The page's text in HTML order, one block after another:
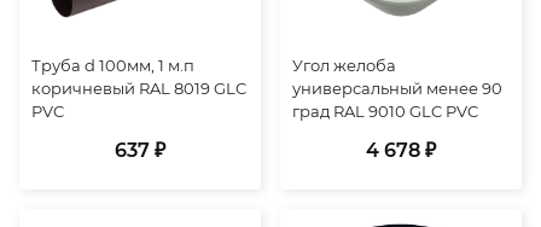
Труба d 100мм, 1 м.п
коричневый RAL 8019 GLC
PVC
637 ₽
Угол желоба
универсальный менее 90
град RAL 9010 GLC PVC
4 678 ₽